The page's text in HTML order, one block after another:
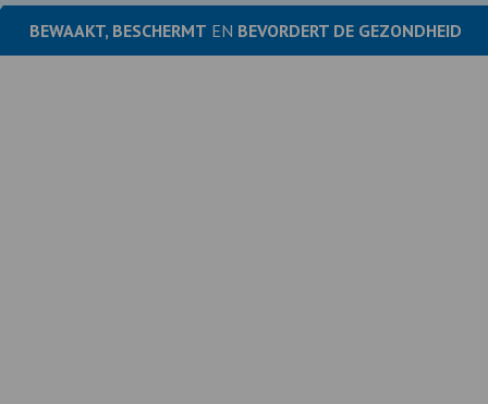
BEWAAKT, BESCHERMT EN BEVORDERT DE GEZONDHEID